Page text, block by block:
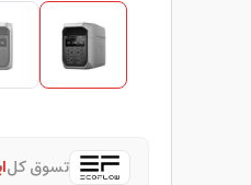
تسوق كل